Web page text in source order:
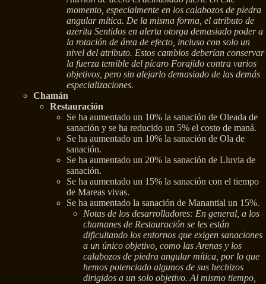
momento, especialmente en los calabozos de piedra
angular mítica. De la misma forma, el atributo de
azerita Sentidos en alerta otorga demasiado poder a
la rotación de área de efecto, incluso con solo un
nivel del atributo. Estos cambios deberían conservar
la fuerza temible del pícaro Forajido contra varios
objetivos, pero sin alejarlo demasiado de las demás
especializaciones.
Chamán
Restauración
Se ha aumentado un 10% la sanación de Oleada de
sanación y se ha reducido un 5% el costo de maná.
Se ha aumentado un 10% la sanación de Ola de
sanación.
Se ha aumentado un 20% la sanación de Lluvia de
sanación.
Se ha aumentado un 15% la sanación con el tiempo
de Mareas vivas.
Se ha aumentado la sanación de Manantial un 15%.
Notas de los desarrolladores: En general, a los
chamanes de Restauración se les están
dificultando los entornos que exigen sanaciones
a un único objetivo, como las Arenas y los
calabozos de piedra angular mítica, por lo que
hemos potenciado algunos de sus hechizos
dirigidos a un solo objetivo. Al mismo tiempo,